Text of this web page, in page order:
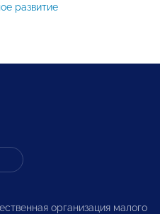
развитие
организация малого